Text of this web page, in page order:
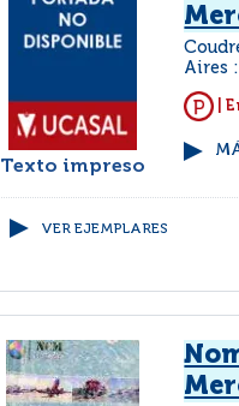
Texto impreso
Aires
|
VER EJEMPLARES